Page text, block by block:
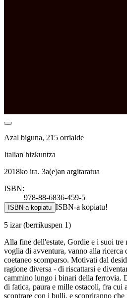
Azal biguna, 215 orrialde
Italian hizkuntza
2018ko ira. 3a(e)an argitaratua
ISBN:
978-88-6836-459-5
ISBN-a kopiatu ISBN-a kopiatu!
5 izar(berrikuspen 1)
Alla fine dell'estate, Gordie e i suoi
voglia di avventura, vanno alla ricerca
coetaneo scomparso. Motivati dal
ragione diversa - di riscattarsi e
cammino lungo i binari della ferrovia.
di fatica, paura e mille ostacoli, fra cui
scontrare con i bulli, e scopriranno